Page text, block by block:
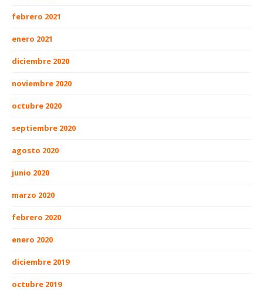
febrero 2021
enero 2021
diciembre 2020
noviembre 2020
octubre 2020
septiembre 2020
agosto 2020
junio 2020
marzo 2020
febrero 2020
enero 2020
diciembre 2019
octubre 2019